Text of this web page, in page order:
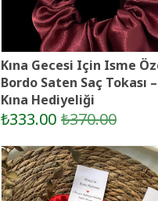
Kına Gecesi Için Isme
Bordo Saten Saç Tokası –
Kına Hediyeliği
₺333.00 ₺370.00